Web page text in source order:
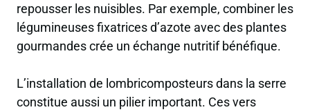
repousser les nuisibles. Par exemple, combiner les
légumineuses fixatrices d’azote avec des plantes
gourmandes crée un échange nutritif bénéfique.
L’installation de lombricomposteurs dans la serre
constitue aussi un pilier important. Ces vers